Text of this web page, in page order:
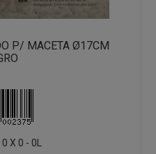
P/ MACETA Ø17CM
X 0 - 0L